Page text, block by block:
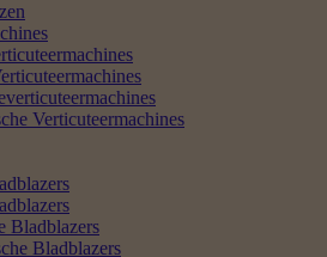
Verticuteermachines
Bladblazers
Bladblazers